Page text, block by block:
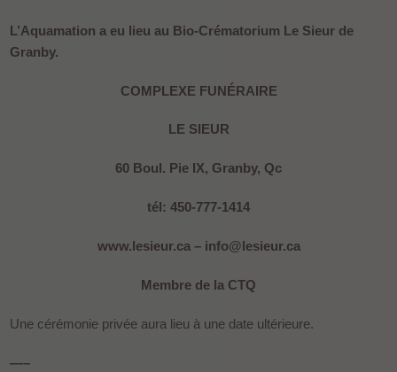
L’Aquamation a eu lieu au Bio-Crématorium Le Sieur de
Granby.
COMPLEXE FUNÉRAIRE
LE SIEUR
60 Boul. Pie IX, Granby, Qc
tél: 450-777-1414
www.lesieur.ca – info@lesieur.ca
Membre de la CTQ
Une cérémonie privée aura lieu à une date ultérieure.
—–